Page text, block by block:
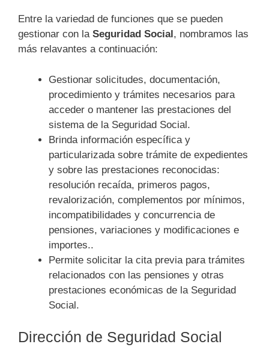
Entre la variedad de funciones que se pueden
gestionar con la Seguridad Social , nombramos las
más relavantes a continuación:
Gestionar solicitudes, documentación,
procedimiento y trámites necesarios para
acceder o mantener las prestaciones del
sistema de la Seguridad Social.
Brinda información específica y
particularizada sobre trámite de expedientes
y sobre las prestaciones reconocidas:
resolución recaída, primeros pagos,
revalorización, complementos por mínimos,
incompatibilidades y concurrencia de
pensiones, variaciones y modificaciones e
importes..
Permite solicitar la cita previa para trámites
relacionados con las pensiones y otras
prestaciones económicas de la Seguridad
Social.
Dirección de Seguridad Social